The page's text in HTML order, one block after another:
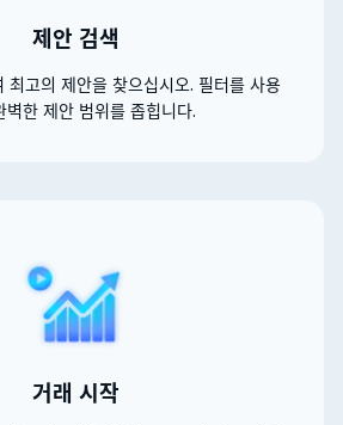
제안 검색
최고의 제안을 찾으십시오. 필터를 사용
벽한 제안 범위를 좁힙니다.
거래 시작